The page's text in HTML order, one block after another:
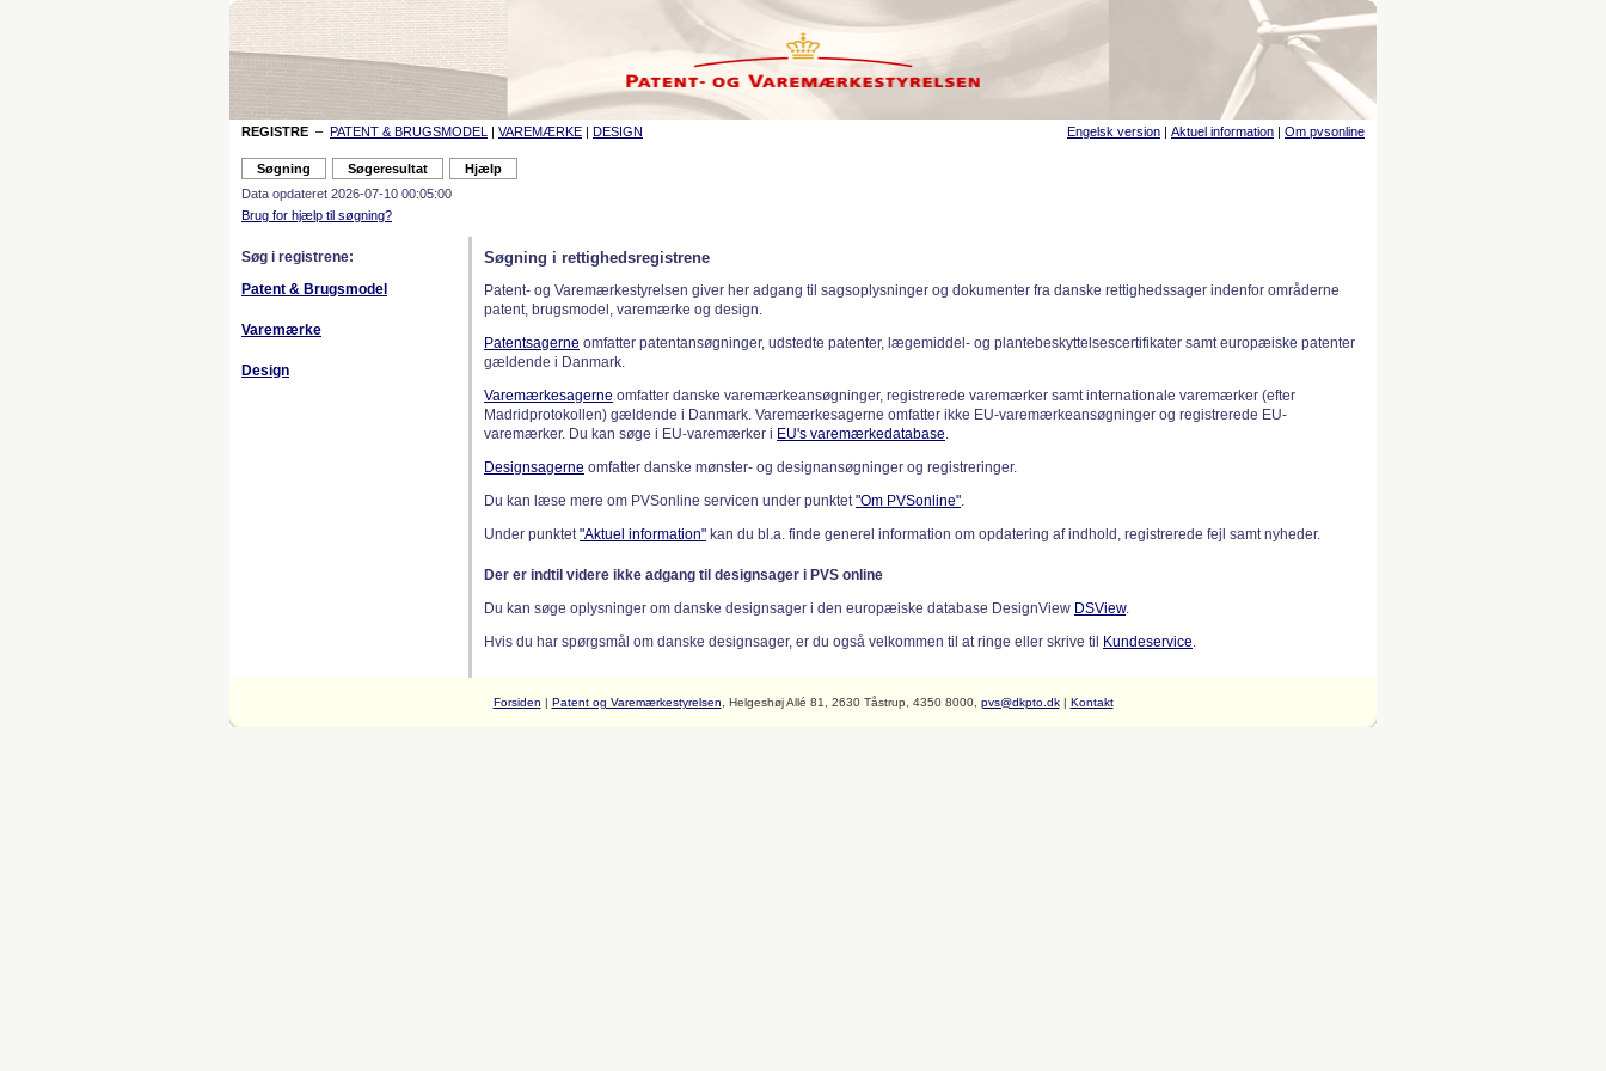
REGISTRE – PATENT & BRUGSMODEL | VAREMÆRKE | DESIGN Engelsk version | Aktuel information | Om pvsonline
Data opdateret 2026-07-10 00:05:00
Brug for hjælp til søgning?
Søg i registrene:
Patent & Brugsmodel
Varemærke
Design
Søgning i rettighedsregistrene
Patent- og Varemærkestyrelsen giver her adgang til sagsoplysninger og dokumenter fra danske rettighedssager indenfor områderne
patent, brugsmodel, varemærke og design.
Patentsagerne omfatter patentansøgninger, udstedte patenter, lægemiddel- og plantebeskyttelsescertifikater samt europæiske patenter
gældende i Danmark.
Varemærkesagerne omfatter danske varemærkeansøgninger, registrerede varemærker samt internationale varemærker (efter
Madridprotokollen) gældende i Danmark. Varemærkesagerne omfatter ikke EU-varemærkeansøgninger og registrerede EU-
varemærker. Du kan søge i EU-varemærker i EU's varemærkedatabase.
Designsagerne omfatter danske mønster- og designansøgninger og registreringer.
Du kan læse mere om PVSonline servicen under punktet"Om PVSonline".
Under punktet"Aktuel information" kan du bl.a. finde generel information om opdatering af indhold, registrerede fejl samt nyheder.
Der er indtil videre ikke adgang til designsager i PVS online
Du kan søge oplysninger om danske designsager i den europæiske database DesignView DSView.
Hvis du har spørgsmål om danske designsager, er du også velkommen til at ringe eller skrive til
Kundeservice.
Forsiden | Patent og Varemærkestyrelsen , Helgeshøj Allé 81, 2630 Tåstrup, 4350 8000, pvs@dkpto.dk| Kontakt